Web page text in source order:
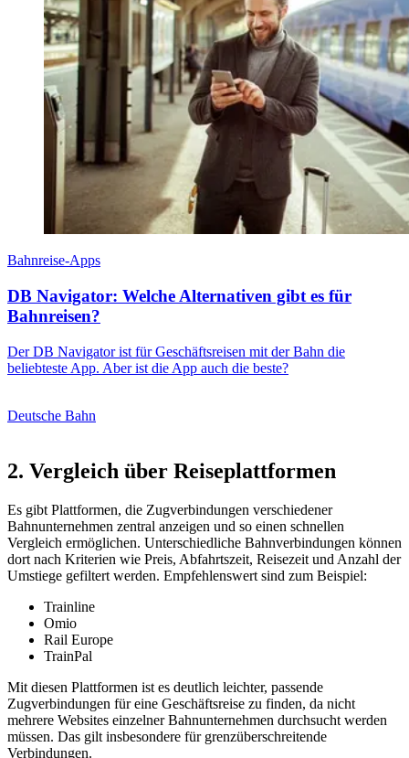
Bahnreise-Apps
DB Navigator: Welche Alternativen gibt es für
Bahnreisen?
Der DB Navigator ist für Geschäftsreisen mit der Bahn die
beliebteste App. Aber ist die App auch die beste?
Deutsche Bahn
2. Vergleich über Reiseplattformen
Es gibt Plattformen, die Zugverbindungen verschiedener
Bahnunternehmen zentral anzeigen und so einen schnellen
Vergleich ermöglichen. Unterschiedliche Bahnverbindungen können
dort nach Kriterien wie Preis, Abfahrtszeit, Reisezeit und Anzahl der
Umstiege gefiltert werden. Empfehlenswert sind zum Beispiel:
Trainline
Omio
Rail Europe
TrainPal
Mit diesen Plattformen ist es deutlich leichter, passende
Zugverbindungen für eine Geschäftsreise zu finden, da nicht
mehrere Websites einzelner Bahnunternehmen durchsucht werden
müssen. Das gilt insbesondere für grenzüberschreitende
Verbindungen.